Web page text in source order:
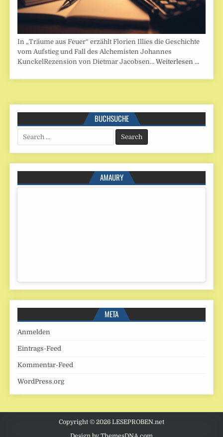
In „Träume aus Feuer“ erzählt Florien Illies die Geschichte
vom Aufstieg und Fall des Alchemisten Johannes
KunckelRezension von Dietmar Jacobsen…Weiterlesen …
BUCHSUCHE
Search
for:
AMAURY
META
Anmelden
Eintrags-Feed
Kommentar-Feed
WordPress.org
Copyright © 2026 LESEPROBEN.net